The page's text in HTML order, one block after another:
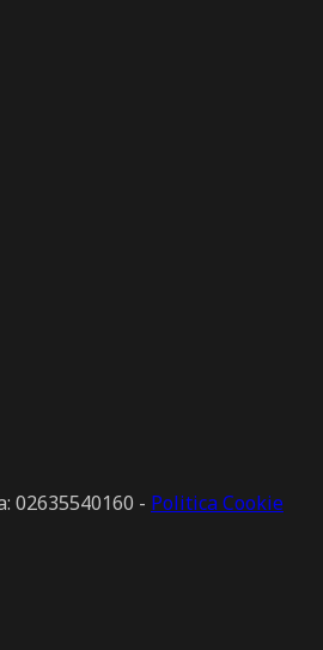
02635540160 - Politica Cookie